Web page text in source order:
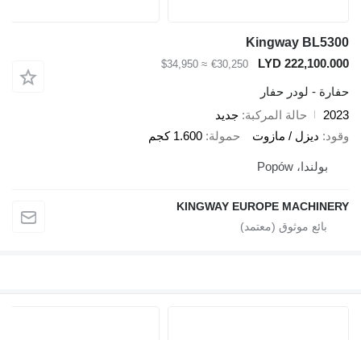
Kingway
LYD
€30,250
≈ $34,950
لودر حفار
حالة المركبة جديد
/ مازوت
حمولة 1.600 كجم
KINGWAY EUROPE